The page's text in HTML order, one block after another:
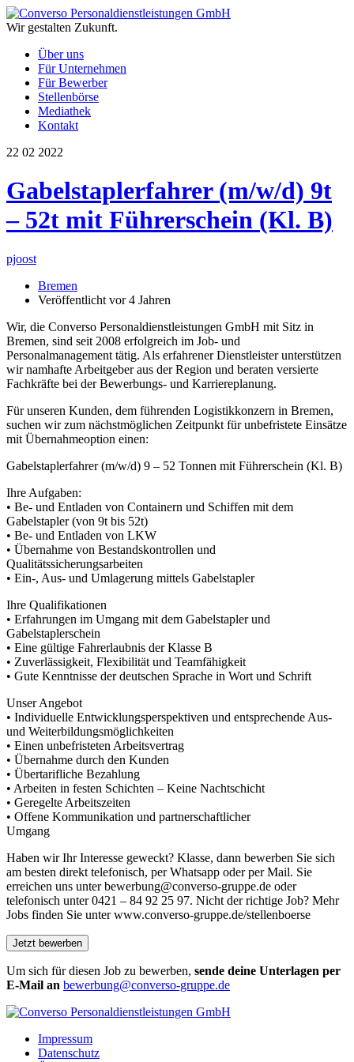
Wir gestalten Zukunft.
Über uns
Für Unternehmen
Für Bewerber
Stellenbörse
Mediathek
Kontakt
22 02 2022
Gabelstaplerfahrer (m/w/d) 9t
– 52t mit Führerschein (Kl. B)
pjoost
Bremen
Veröffentlicht vor 4 Jahren
Wir, die Converso Personaldienstleistungen GmbH mit Sitz in
Bremen, sind seit 2008 erfolgreich im Job- und
Personalmanagement tätig. Als erfahrener Dienstleister unterstützen
wir namhafte Arbeitgeber aus der Region und beraten versierte
Fachkräfte bei der Bewerbungs- und Karriereplanung.
Für unseren Kunden, dem führenden Logistikkonzern in Bremen,
suchen wir zum nächstmöglichen Zeitpunkt für unbefristete Einsätze
mit Übernahmeoption einen:
Gabelstaplerfahrer (m/w/d) 9 – 52 Tonnen mit Führerschein (Kl. B)
Ihre Aufgaben:
• Be- und Entladen von Containern und Schiffen mit dem
Gabelstapler (von 9t bis 52t)
• Be- und Entladen von LKW
• Übernahme von Bestandskontrollen und
Qualitätssicherungsarbeiten
• Ein-, Aus- und Umlagerung mittels Gabelstapler
Ihre Qualifikationen
• Erfahrungen im Umgang mit dem Gabelstapler und
Gabelstaplerschein
• Eine gültige Fahrerlaubnis der Klasse B
• Zuverlässigkeit, Flexibilität und Teamfähigkeit
• Gute Kenntnisse der deutschen Sprache in Wort und Schrift
Unser Angebot
• Individuelle Entwicklungsperspektiven und entsprechende Aus-
und Weiterbildungsmöglichkeiten
• Einen unbefristeten Arbeitsvertrag
• Übernahme durch den Kunden
• Übertarifliche Bezahlung
• Arbeiten in festen Schichten – Keine Nachtschicht
• Geregelte Arbeitszeiten
• Offene Kommunikation und partnerschaftlicher
Umgang
Haben wir Ihr Interesse geweckt? Klasse, dann bewerben Sie sich
am besten direkt telefonisch, per Whatsapp oder per Mail. Sie
erreichen uns unter bewerbung@converso-gruppe.de oder
telefonisch unter 0421 – 84 92 25 97. Nicht der richtige Job? Mehr
Jobs finden Sie unter www.converso-gruppe.de/stellenboerse
Um sich für diesen Job zu bewerben, sende deine Unterlagen per
E-Mail an bewerbung@converso-gruppe.de
Impressum
Datenschutz